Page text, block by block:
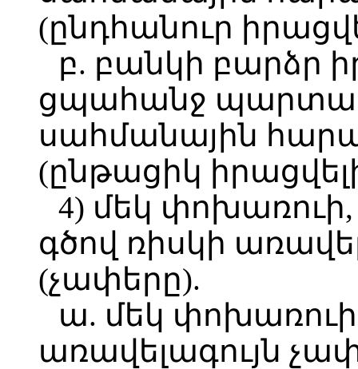
(ընդհանուր
բ. բանկի բարձր
ցպահանջ
սահմանային
(ընթացիկ
4) մեկ
գծով ռիսկի
(չափերը).
ա. մեկ փոխառուի
առավելագույն